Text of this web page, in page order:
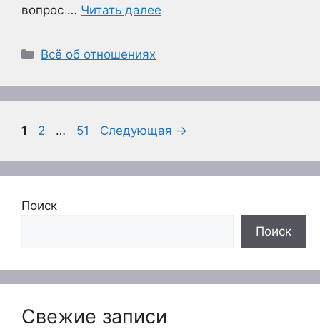
вопрос … Читать далее
Рубрики
Всё об отношениях
Страница
1 Страница
2 … Страница
51 Следующая →
Поиск
Поиск
Свежие записи